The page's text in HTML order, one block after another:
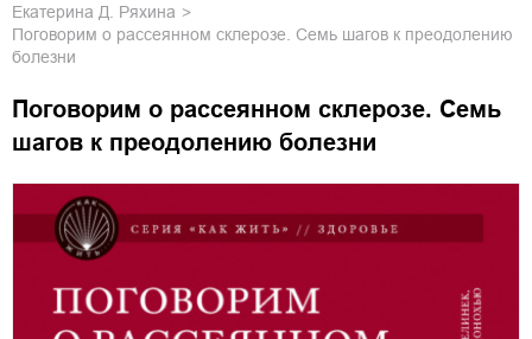
Екатерина Д. Ряхина
Поговорим о рассеянном склерозе. Семь шагов к преодолению
болезни
Поговорим о рассеянном склерозе. Семь
шагов к преодолению болезни